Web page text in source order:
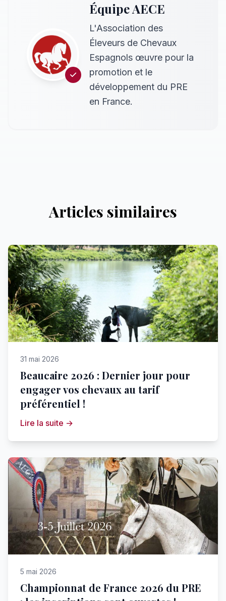
Équipe AECE
L'Association des
Éleveurs de Chevaux
Espagnols œuvre pour la
promotion et le
développement du PRE
en France.
Articles similaires
31 mai 2026
Beaucaire 2026 : Dernier jour pour
engager vos chevaux au tarif
préférentiel !
Lire la suite →
5 mai 2026
Championnat de France 2026 du PRE